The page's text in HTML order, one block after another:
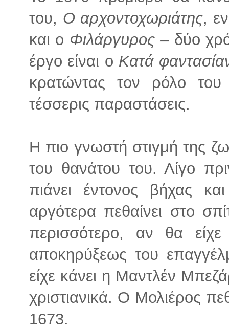
του, Ο αρχοντοχωριάτης,
και ο Φιλάργυρος – δύο
έργο είναι ο Κατά
κρατώντας τον ρόλο
τέσσερις παραστάσεις.
Η πιο γνωστή στιγμή της
του θανάτου του. Λίγο
πιάνει έντονος βήχας
αργότερα πεθαίνει στο
περισσότερο, αν θα
αποκηρύξεως του
είχε κάνει η Μαντλέν
χριστιανικά. Ο Μολιέρος
1673.